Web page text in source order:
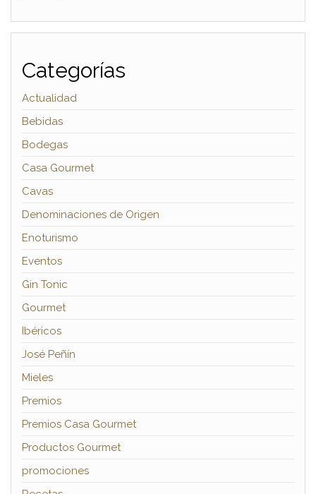
Categorías
Actualidad
Bebidas
Bodegas
Casa Gourmet
Cavas
Denominaciones de Origen
Enoturismo
Eventos
Gin Tonic
Gourmet
Ibéricos
José Peñín
Mieles
Premios
Premios Casa Gourmet
Productos Gourmet
promociones